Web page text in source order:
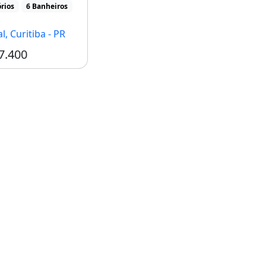
6 Banheiros
Curitiba - PR